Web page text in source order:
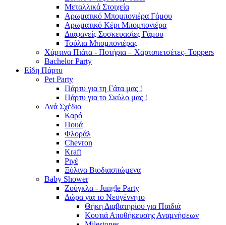
Μεταλλικά Στοιχεία
Αρωματικό Μπομπονιέρα Γάμου
Αρωματικό Κέρι Μπομπονιέρα
Διαφανείς Συσκευασίες Γάμου
Τούλια Μπομπονιέρας
Χάρτινα Πιάτα - Ποτήρια – Χαρτοπετσέτες- Toppers
Bachelor Party
Είδη Πάρτυ
Pet Party
Πάρτυ για τη Γάτα μας !
Πάρτυ για το Σκύλο μας !
Ανά Σχέδιο
Καρό
Πουά
Φλοράλ
Chevron
Kraft
Ριγέ
Ξύλινα Βιοδιασπώμενα
Baby Shower
Ζούγκλα - Jungle Party
Δώρα για το Νεογέννητο
Θήκη Διαβατηρίου για Παιδιά
Κουτιά Αποθήκευσης Αναμνήσεων